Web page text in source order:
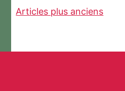
Navigation
Articles plus anciens